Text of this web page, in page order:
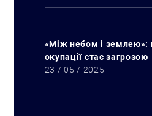
«Між небом і землею»:
окупації стає загрозою
23 / 05 / 2025